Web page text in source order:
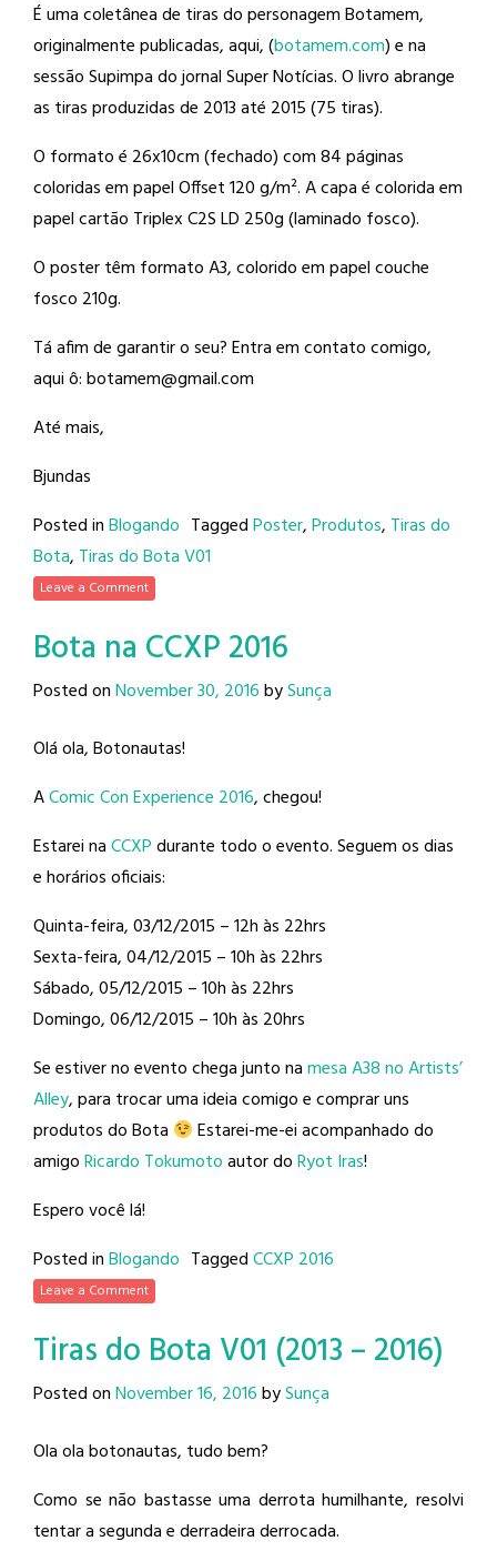
É uma coletânea de tiras do personagem Botamem,
originalmente publicadas, aqui, (botamem.com) e na
sessão Supimpa do jornal Super Notícias. O livro abrange
as tiras produzidas de 2013 até 2015 (75 tiras).
O formato é 26x10cm (fechado) com 84 páginas
coloridas em papel Offset 120 g/m². A capa é colorida em
papel cartão Triplex C2S LD 250g (laminado fosco).
O poster têm formato A3, colorido em papel couche
fosco 210g.
Tá afim de garantir o seu? Entra em contato comigo,
aqui ô: botamem@gmail.com
Até mais,
Bjundas
Posted inBlogando TaggedPoster,Produtos, Tiras do
Bota, Tiras do Bota V01
Leave a Comment
Bota na CCXP 2016
Posted onNovember 30, 2016bySunça
Olá ola, Botonautas!
AComic Con Experience 2016, chegou!
Estarei naCCXPdurante todo o evento. Seguem os dias
e horários oficiais:
Quinta-feira, 03/12/2015 – 12h às 22hrs
Sexta-feira, 04/12/2015 – 10h às 22hrs
Sábado, 05/12/2015 – 10h às 22hrs
Domingo, 06/12/2015 – 10h às 20hrs
Se estiver no evento chega junto namesa A38 no Artists’
Alley, para trocar uma ideia comigo e comprar uns
produtos do Bota
Estarei-me-ei acompanhado do
amigoRicardo Tokumotoautor doRyot Iras!
Espero você lá!
Posted inBlogando TaggedCCXP 2016
Leave a Comment
Tiras do Bota V01 (2013 – 2016)
Posted onNovember 16, 2016bySunça
Ola ola botonautas, tudo bem?
Como se não bastasse uma derrota humilhante, resolvi
tentar a segunda e derradeira derrocada.